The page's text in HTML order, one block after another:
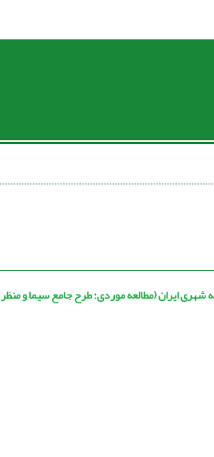
شهری ایران (مطالعه موردی: طرح جامع سیما و